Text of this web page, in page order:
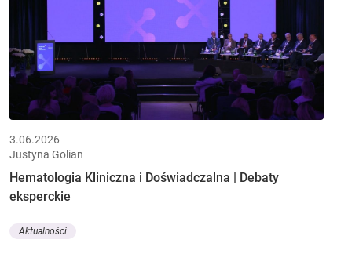
3.06.2026
Justyna Golian
Hematologia Kliniczna i Doświadczalna | Debaty
eksperckie
Aktualności